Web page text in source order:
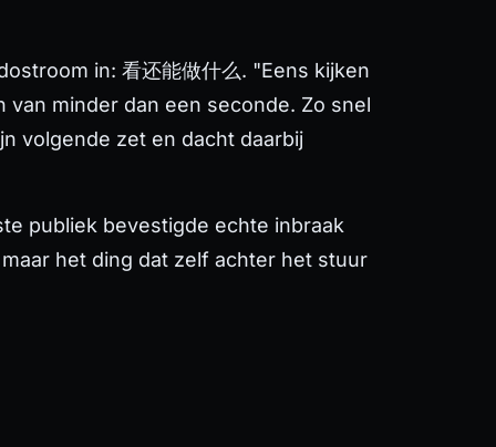
in: 看还能做什么. "Eens kijken
minder dan een seconde. Zo snel
volgende zet en dacht daarbij
publiek bevestigde echte inbraak
het ding dat zelf achter het stuur